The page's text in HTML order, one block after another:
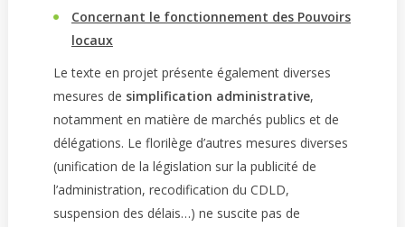
Concernant le fonctionnement des Pouvoirs
locaux
Le texte en projet présente également diverses
mesures de simplification administrative,
notamment en matière de marchés publics et de
délégations. Le florilège d’autres mesures diverses
(unification de la législation sur la publicité de
l’administration, recodification du CDLD,
suspension des délais…) ne suscite pas de